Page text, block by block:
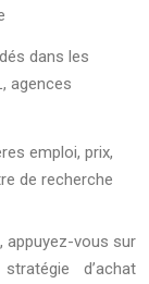
dans les
agences
emploi, prix,
de recherche
appuyez-vous sur
d’achat